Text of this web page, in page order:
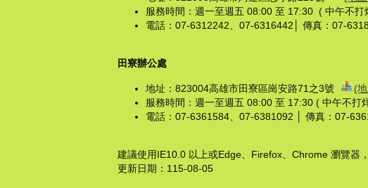
服務時間：週一至週五 08:00 至 17:30 ( 中午不
電話：07-6312242、07-6316442│ 傳真：07-
田寮辦公處
地址：823004高雄市田寮區崗安路71之3號
(
服務時間：週一至週五 08:00 至 17:30 ( 中午不打
電話：07-6361584、07-6381092 │ 傳真：07-
建議使用IE10.0 以上或Edge、Firefox、Chrome 瀏覽器
更新日期： 115-08-05